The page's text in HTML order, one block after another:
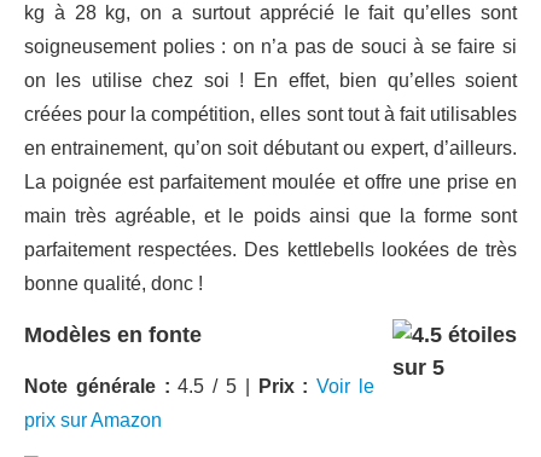
kg à 28 kg, on a surtout apprécié le fait qu’elles sont
soigneusement polies : on n’a pas de souci à se faire si
on les utilise chez soi ! En effet, bien qu’elles soient
créées pour la compétition, elles sont tout à fait utilisables
en entrainement, qu’on soit débutant ou expert, d’ailleurs.
La poignée est parfaitement moulée et offre une prise en
main très agréable, et le poids ainsi que la forme sont
parfaitement respectées. Des kettlebells lookées de très
bonne qualité, donc !
Modèles en fonte
Note générale : 4.5 / 5 | Prix : Voir le
prix sur Amazon